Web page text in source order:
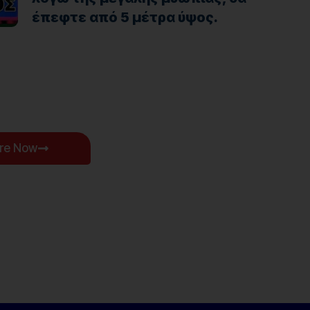
έπεφτε από 5 μέτρα ύψος.
Now